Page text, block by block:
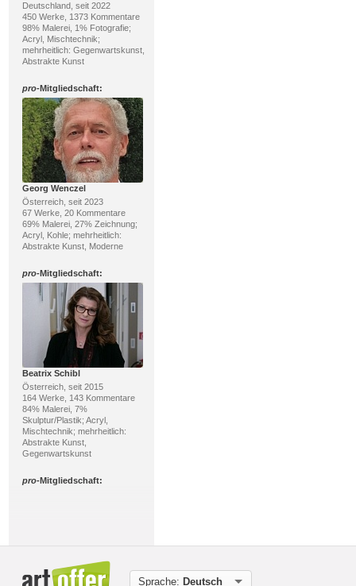
Deutschland, seit 2022
450 Werke, 1373 Kommentare
98% Malerei, 1% Fotografie;
Acryl, Mischtechnik;
mehrheitlich: Gegenwartskunst,
Abstrakte Kunst
pro-Mitgliedschaft:
Georg Wenczel
Österreich, seit 2023
67 Werke, 20 Kommentare
69% Malerei, 27% Zeichnung;
Acryl, Kohle; mehrheitlich:
Abstrakte Kunst, Moderne
pro-Mitgliedschaft:
Beatrix Schibl
Österreich, seit 2015
164 Werke, 143 Kommentare
84% Malerei, 7%
Skulptur/Plastik; Acryl,
Mischtechnik; mehrheitlich:
Abstrakte Kunst,
Gegenwartskunst
pro-Mitgliedschaft:
Sprache: Deutsch